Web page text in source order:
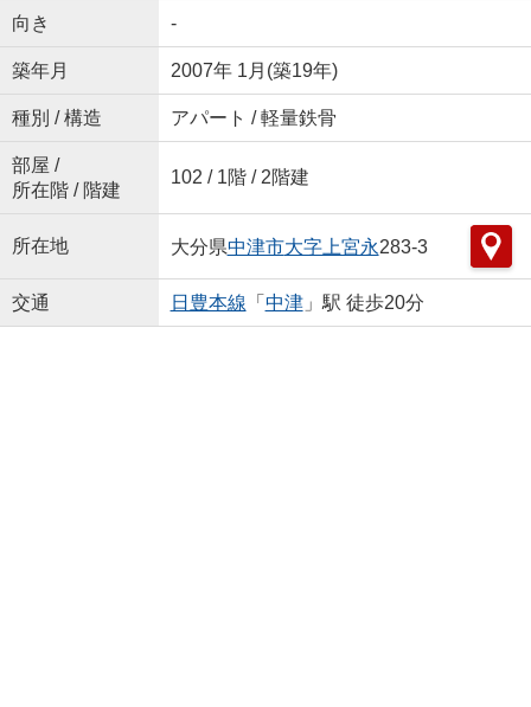
向き -
築年月 2007年 1月(築19年)
種別 / 構造 アパート / 軽量鉄骨
部屋 /
所在階 / 階建
102 / 1階 / 2階建
所在地 大分県中津市大字上宮永283-3
交通 日豊本線 「 中津」駅 徒歩20分